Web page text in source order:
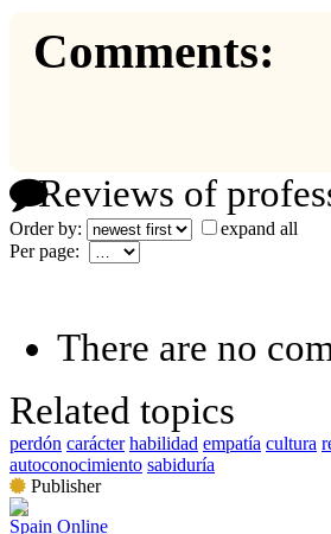
Comments:
Reviews of
Order by:
expand all
Per page:
There are no
Related topics
perdón carácter habilidad empatía cultura
autoconocimiento sabiduría
Publisher
Spain Online